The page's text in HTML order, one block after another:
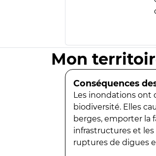
Mon
Conséquences
Les inondations ont
biodiversité. Elles
berges, emporter la
infrastructures et
ruptures de digues